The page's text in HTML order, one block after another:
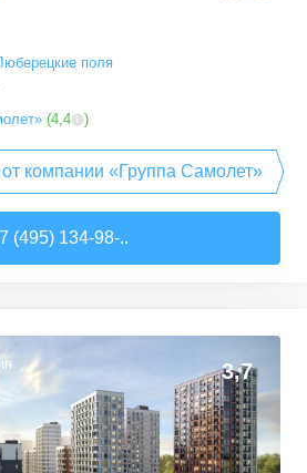
поля
(4,4 )
от компании «Группа Самолет»
(495) 134-98-..
3,7